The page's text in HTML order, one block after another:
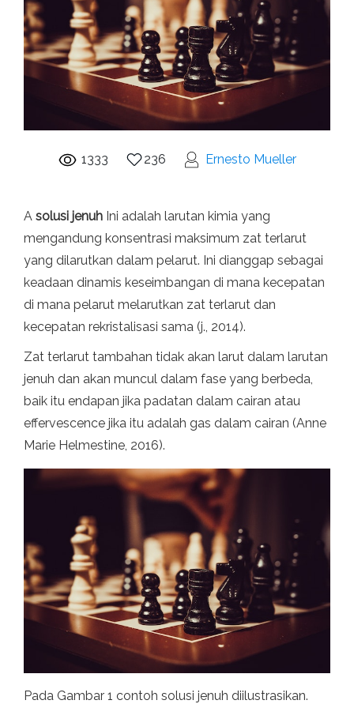
1333 236 Ernesto Mueller
A solusi jenuh Ini adalah larutan kimia yang
mengandung konsentrasi maksimum zat terlarut
yang dilarutkan dalam pelarut. Ini dianggap sebagai
keadaan dinamis keseimbangan di mana kecepatan
di mana pelarut melarutkan zat terlarut dan
kecepatan rekristalisasi sama (j., 2014).
Zat terlarut tambahan tidak akan larut dalam larutan
jenuh dan akan muncul dalam fase yang berbeda,
baik itu endapan jika padatan dalam cairan atau
effervescence jika itu adalah gas dalam cairan (Anne
Marie Helmestine, 2016).
Pada Gambar 1 contoh solusi jenuh diilustrasikan.